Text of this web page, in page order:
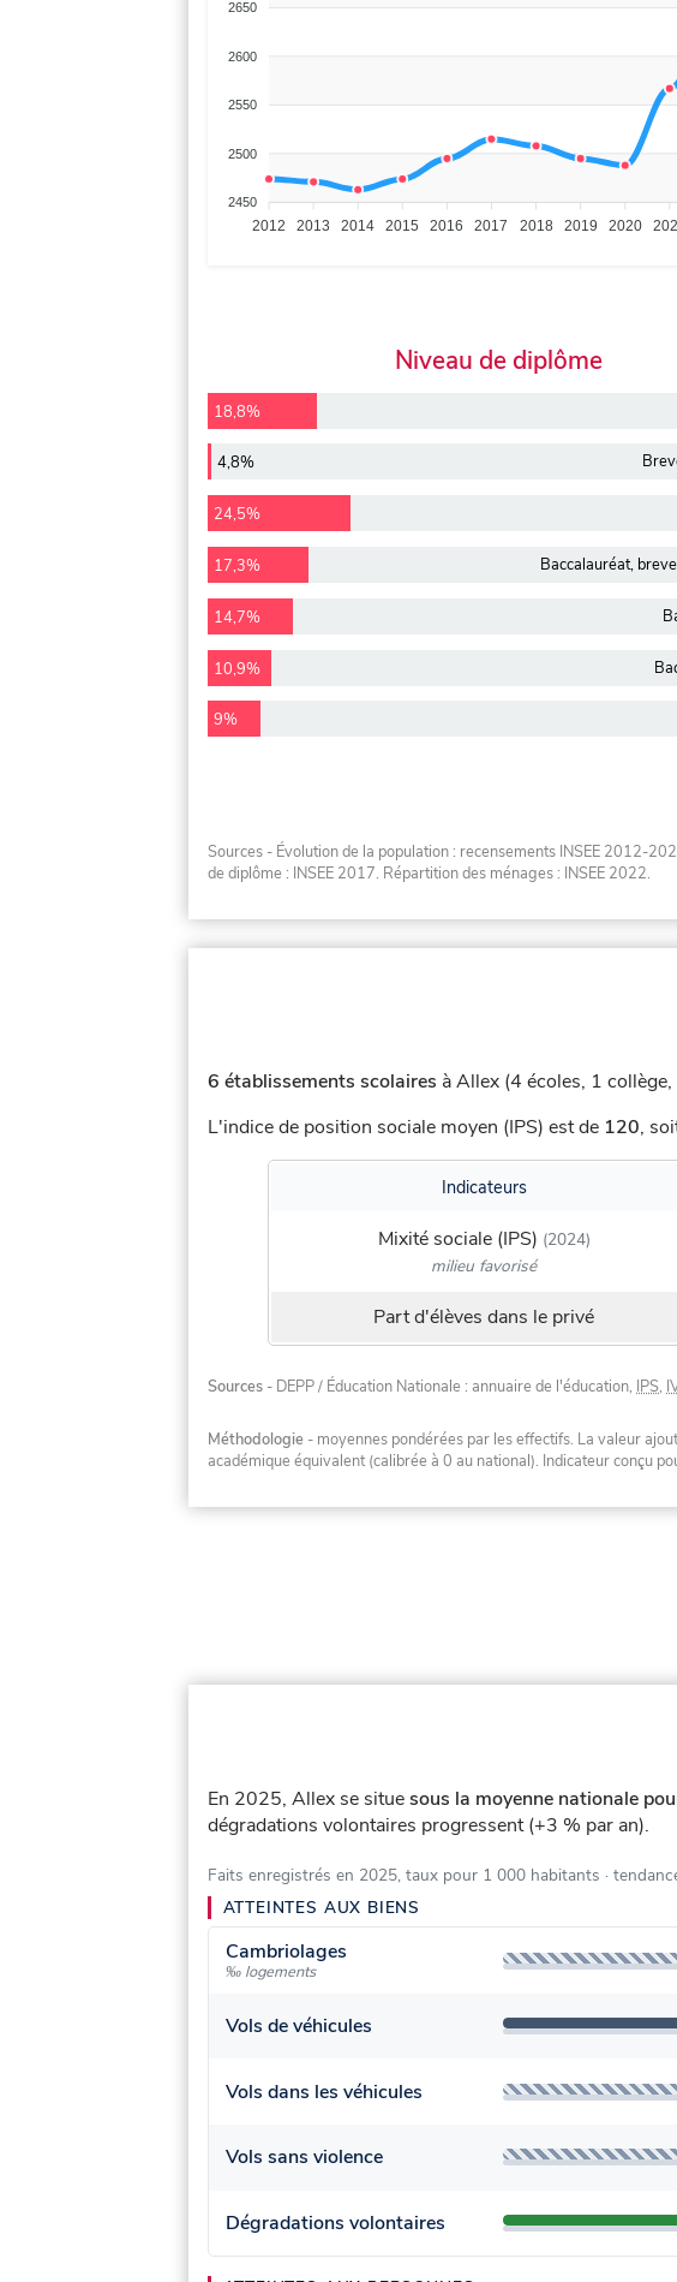
2650
2600
2550
2500
2450
2012 2013 2014 2015 2016 2017 2018 2019 2020
Niveau de diplôme
18,8%
4,8%
24,5%
17,3% Baccalauréat,
14,7%
10,9%
9%
Sources - Évolution de la population : recensements INSEE 2012-
de diplôme : INSEE 2017. Répartition des ménages : INSEE 2022.
6 établissements scolaires à Allex (4 écoles, 1 collège,
L'indice de position sociale moyen (IPS) est de 120,
Indicateurs
Mixité sociale (IPS) (2024)
milieu favorisé
Part d'élèves dans le privé
Sources - DEPP / Éducation Nationale : annuaire de l'éducation, IPS,
Méthodologie - moyennes pondérées par les effectifs. La valeur
académique équivalent (calibrée à 0 au national). Indicateur conçu
En 2025, Allex se situesous la moyenne nationale
dégradations volontaires progressent (+3 % par an).
Faits enregistrés en 2025, taux pour 1 000 habitants ·
ATTEINTES AUX BIENS
Cambriolages
‰ logements
Vols de véhicules
Vols dans les véhicules
Vols sans violence
Dégradations volontaires